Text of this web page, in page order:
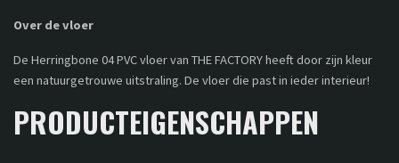
Over de vloer
De Herringbone 04 PVC vloer van THE FACTORY heeft door zijn kleur
een natuurgetrouwe uitstraling. De vloer die past in ieder interieur!
PRODUCTEIGENSCHAPPEN